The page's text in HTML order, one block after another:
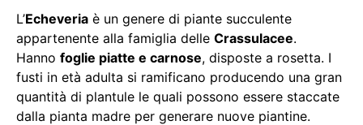
L’Echeveria è un genere di piante succulente
appartenente alla famiglia delle Crassulacee.
Hanno foglie piatte e carnose, disposte a rosetta. I
fusti in età adulta si ramificano producendo una gran
quantità di plantule le quali possono essere staccate
dalla pianta madre per generare nuove piantine.